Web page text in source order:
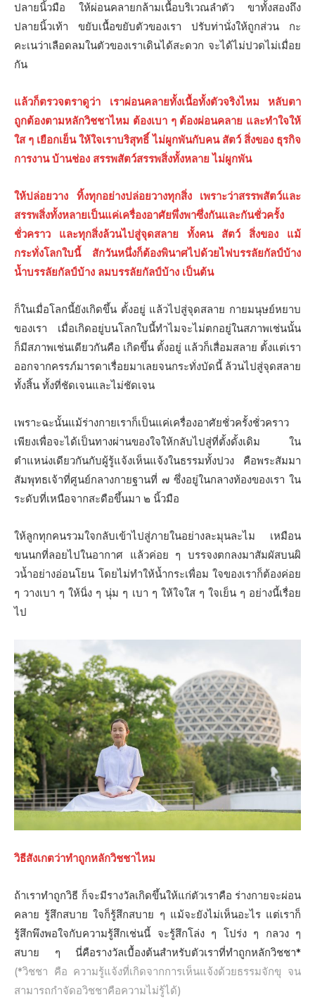
ปลายนิ้วมือ ให้ผ่อนคลายกล้ามเนื้อบริเวณลำตัว ขาทั้งสองถึง
ปลายนิ้วเท้า ขยับเนื้อขยับตัวของเรา ปรับท่านั่งให้ถูกส่วน กะ
คะเนว่าเลือดลมในตัวของเราเดินได้สะดวก จะได้ไม่ปวดไม่เมื่อย
กัน
แล้วก็ตรวจตราดูว่า เราผ่อนคลายทั้งเนื้อทั้งตัวจริงไหม หลับตา
ถูกต้องตามหลักวิชชาไหม ต้องเบา ๆ ต้องผ่อนคลาย และทำใจให้
ใส ๆ เยือกเย็น ให้ใจเราบริสุทธิ์ ไม่ผูกพันกับคน สัตว์ สิ่งของ ธุรกิจ
การงาน บ้านช่อง สรรพสัตว์สรรพสิ่งทั้งหลาย ไม่ผูกพัน
ให้ปล่อยวาง ทิ้งทุกอย่างปล่อยวางทุกสิ่ง เพราะว่าสรรพสัตว์และ
สรรพสิ่งทั้งหลายเป็นแค่เครื่องอาศัยพึ่งพาซึ่งกันและกันชั่วครั้ง
ชั่วคราว และทุกสิ่งล้วนไปสู่จุดสลาย ทั้งคน สัตว์ สิ่งของ แม้
กระทั่งโลกใบนี้ สักวันหนึ่งก็ต้องพินาศไปด้วยไฟบรรลัยกัลป์บ้าง
นํ้าบรรลัยกัลป์บ้าง ลมบรรลัยกัลป์บ้าง เป็นต้น
ก็ในเมื่อโลกนี้ยังเกิดขึ้น ตั้งอยู่ แล้วไปสู่จุดสลาย กายมนุษย์หยาบ
ของเรา เมื่อเกิดอยู่บนโลกใบนี้ทำไมจะไม่ตกอยู่ในสภาพเช่นนั้น
ก็มีสภาพเช่นเดียวกันคือ เกิดขึ้น ตั้งอยู่ แล้วก็เสื่อมสลาย ตั้งแต่เรา
ออกจากครรภ์มารดาเรื่อยมาเลยจนกระทั่งบัดนี้ ล้วนไปสู่จุดสลาย
ทั้งสิ้น ทั้งที่ชัดเจนและไม่ชัดเจน
เพราะฉะนั้นแม้ร่างกายเราก็เป็นแค่เครื่องอาศัยชั่วครั้งชั่วคราว
เพียงเพื่อจะได้เป็นทางผ่านของใจให้กลับไปสู่ที่ตั้งดั้งเดิม ใน
ตำแหน่งเดียวกันกับผู้รู้แจ้งเห็นแจ้งในธรรมทั้งปวง คือพระสัมมา
สัมพุทธเจ้าที่ศูนย์กลางกายฐานที่ ๗ ซึ่งอยู่ในกลางท้องของเรา ใน
ระดับที่เหนือจากสะดือขึ้นมา ๒ นิ้วมือ
ให้ลูกทุกคนรวมใจกลับเข้าไปสู่ภายในอย่างละมุนละไม เหมือน
ขนนกที่ลอยไปในอากาศ แล้วค่อย ๆ บรรจงตกลงมาสัมผัสบนผิ
วนํ้าอย่างอ่อนโยน โดยไม่ทำให้นํ้ากระเพื่อม ใจของเราก็ต้องค่อย
ๆ วางเบา ๆ ให้นิ่ง ๆ นุ่ม ๆ เบา ๆ ให้ใจใส ๆ ใจเย็น ๆ อย่างนี้เรื่อย
ไป
วิธีสังเกตว่าทำถูกหลักวิชชาไหม
ถ้าเราทำถูกวิธี ก็จะมีรางวัลเกิดขึ้นให้แก่ตัวเราคือ ร่างกายจะผ่อน
คลาย รู้สึกสบาย ใจก็รู้สึกสบาย ๆ แม้จะยังไม่เห็นอะไร แต่เราก็
รู้สึกพึงพอใจกับความรู้สึกเช่นนี้ จะรู้สึกโล่ง ๆ โปร่ง ๆ กลวง ๆ
สบาย ๆ นี่คือรางวัลเบื้องต้นสำหรับตัวเราที่ทำถูกหลักวิชชา*
(*วิชชา คือ ความรู้แจ้งที่เกิดจากการเห็นแจ้งด้วยธรรมจักขุ จน
สามารถกำจัดอวิชชาคือความไม่รู้ได้)